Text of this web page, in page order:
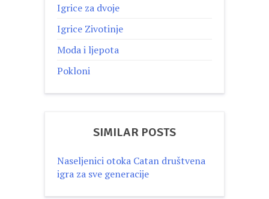
Igrice za dvoje
Igrice Zivotinje
Moda i ljepota
Pokloni
SIMILAR POSTS
Naseljenici otoka Catan društvena
igra za sve generacije